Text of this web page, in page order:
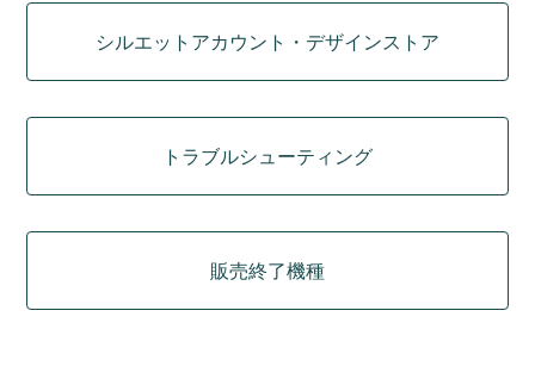
シルエットアカウント・デザインストア
トラブルシューティング
販売終了機種